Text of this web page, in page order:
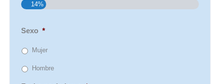
14%
Sexo *
Mujer
Hombre